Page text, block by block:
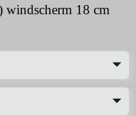
windscherm 18 cm